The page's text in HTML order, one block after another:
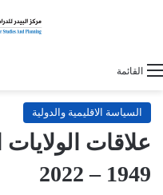
القائمة
السياسة الاقليمية والدولية
علاقات
1949 – 2022